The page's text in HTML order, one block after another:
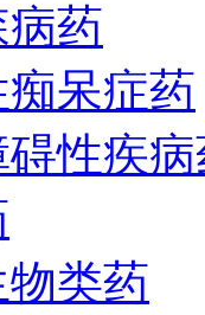
药
呆症药
性疾
类药